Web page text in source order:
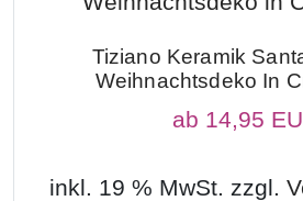
Tiziano Keramik
Weihnachtsdeko In
ab 14,95
inkl. 19 % MwSt. zzgl.